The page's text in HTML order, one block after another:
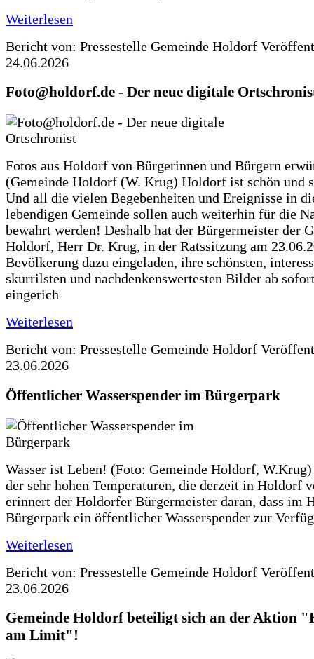
Weiterlesen
Bericht von: Pressestelle Gemeinde Holdorf
24.06.2026
Foto@holdorf.de - Der neue digitale
Fotos aus Holdorf von Bürgerinnen und Bürgern
(Gemeinde Holdorf (W. Krug) Holdorf ist schön und
Und all die vielen Begebenheiten und Ereignisse in
lebendigen Gemeinde sollen auch weiterhin für die
bewahrt werden! Deshalb hat der Bürgermeister der
Holdorf, Herr Dr. Krug, in der Ratssitzung am
Bevölkerung dazu eingeladen, ihre schönsten,
skurrilsten und nachdenkenswertesten Bilder ab
eingerich
Weiterlesen
Bericht von: Pressestelle Gemeinde Holdorf
23.06.2026
Öffentlicher Wasserspender im Bürgerpark
Wasser ist Leben! (Foto: Gemeinde Holdorf,
der sehr hohen Temperaturen, die derzeit in Holdorf
erinnert der Holdorfer Bürgermeister daran, dass im
Bürgerpark ein öffentlicher Wasserspender zur
Weiterlesen
Bericht von: Pressestelle Gemeinde Holdorf
23.06.2026
Gemeinde Holdorf beteiligt sich an der Aktion
am Limit"!